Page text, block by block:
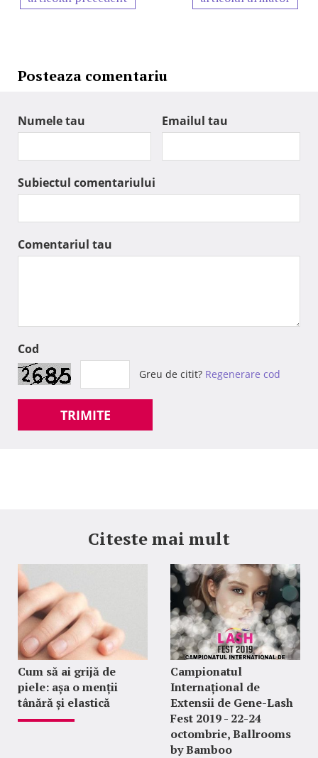
Posteaza comentariu
Numele tau Emailul tau
Subiectul comentariului
Comentariul tau
Cod
Greu de citit? Regenerare cod
TRIMITE
Citeste mai mult
Cum să ai grijă de
piele: așa o menții
tânără și elastică
Campionatul
Internațional de
Extensii de Gene-Lash
Fest 2019 - 22-24
octombrie, Ballrooms
by Bamboo